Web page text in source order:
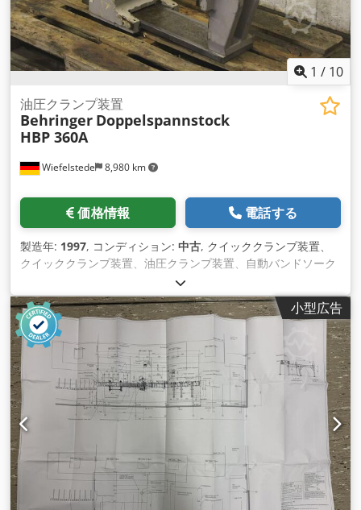
1 / 10
Wiefelstede 8,980 km
油圧クランプ装置
Behringer Doppelspannstock
HBP 360A
価格情報 電話する
製造年: 1997, コンディション: 中古, クイッククランプ装置、
クイッククランプ装置、油圧クランプ装置、自動バンドソーク
ランプ装置、油圧ダブルバイス Credpfxsgbvnvo Ai Dof -クラ
ンプ装置：自動バンドソーBehringer HBP 360 Aの油圧式ダブ
ルバイス -クランプ深さ：最大約380mm -測定方法：写真参照
-寸法400/1130/H665 mm -重さ：192 kg
小型広告